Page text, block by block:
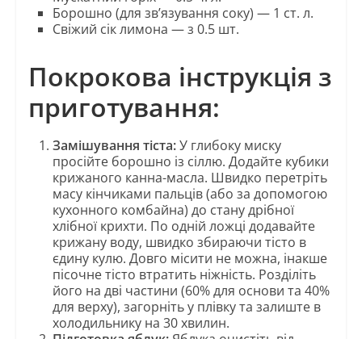
Борошно (для зв’язування соку) — 1 ст. л.
Свіжий сік лимона — з 0.5 шт.
Покрокова інструкція з
приготування:
Замішування тіста:У глибоку миску
просійте борошно із сіллю. Додайте кубики
крижаного канна-масла. Швидко перетріть
масу кінчиками пальців (або за допомогою
кухонного комбайна) до стану дрібної
хлібної крихти. По одній ложці додавайте
крижану воду, швидко збираючи тісто в
єдину кулю. Довго місити не можна, інакше
пісочне тісто втратить ніжність. Розділіть
його на дві частини (60% для основи та 40%
для верху), загорніть у плівку та залиште в
холодильнику на 30 хвилин.